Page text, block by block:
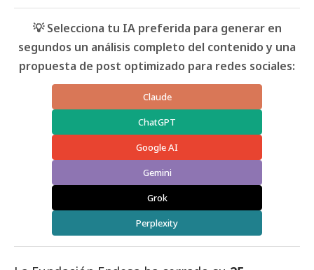
💡 Selecciona tu IA preferida para generar en
segundos un análisis completo del contenido y una
propuesta de post optimizado para redes sociales:
Claude
ChatGPT
Google AI
Gemini
Grok
Perplexity